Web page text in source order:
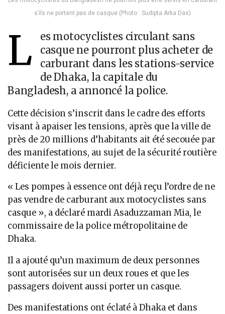
s’ils ne portent pas de casque (Photo : Sudipta Arka Das)
L
es motocyclistes circulant sans
casque ne pourront plus acheter de
carburant dans les stations-service
de Dhaka, la capitale du
Bangladesh, a annoncé la police.
Cette décision s’inscrit dans le cadre des efforts
visant à apaiser les tensions, après que la ville de
près de 20 millions d’habitants ait été secouée par
des manifestations, au sujet de la sécurité routière
déficiente le mois dernier.
« Les pompes à essence ont déjà reçu l’ordre de ne
pas vendre de carburant aux motocyclistes sans
casque », a déclaré mardi Asaduzzaman Mia, le
commissaire de la police métropolitaine de
Dhaka.
Il a ajouté qu’un maximum de deux personnes
sont autorisées sur un deux roues et que les
passagers doivent aussi porter un casque.
Des manifestations ont éclaté à Dhaka et dans